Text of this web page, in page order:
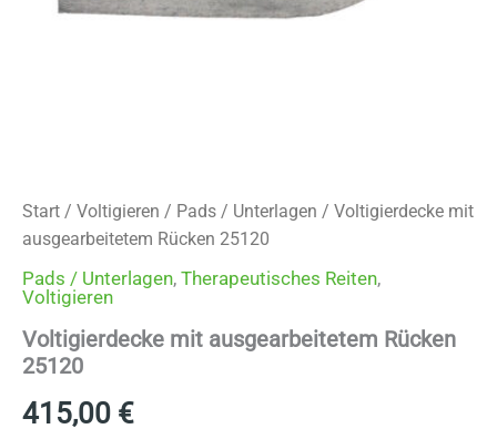
Start / Voltigieren / Pads / Unterlagen / Voltigierdecke mit
ausgearbeitetem Rücken 25120
Pads / Unterlagen, Therapeutisches Reiten,
Voltigieren
Voltigierdecke mit ausgearbeitetem Rücken
25120
415,00 €